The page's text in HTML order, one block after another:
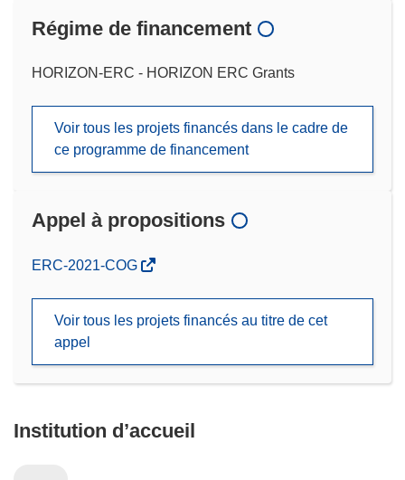
Régime de financement
HORIZON-ERC - HORIZON ERC Grants
Voir tous les projets financés dans le cadre de
ce programme de financement
Appel à propositions
(s’ouvre
nouvelle
fenêtre)
ERC-2021-COG
Voir tous les projets financés au titre de cet
appel
Institution d’accueil